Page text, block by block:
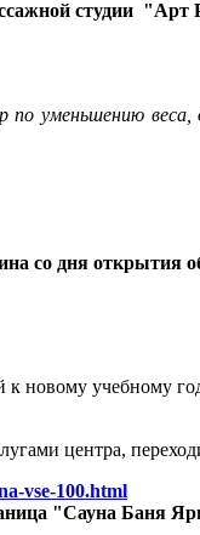
студии "Арт
по уменьшению
со дня открытия
к новому учебному
центра,
vse-100.html
"Сауна Баня